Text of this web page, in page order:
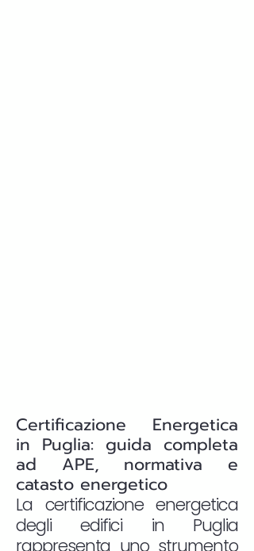
Certificazione Energetica
in Puglia: guida completa
ad APE, normativa e
catasto energetico
La certificazione energetica
degli edifici in Puglia
rappresenta uno strumento